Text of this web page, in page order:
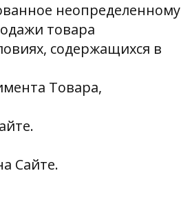
неопределенному
товара
содержащихся в
Товара,
Сайте.